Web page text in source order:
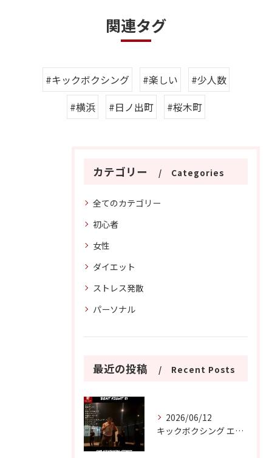
関連タグ
#キックボクシング #楽しい
#少人数
#横浜
#日ノ出町 #桜木町
カテゴリー Categories
全てのカテゴリー
初心者
女性
ダイエット
ストレス発散
パーソナル
最近の投稿 Recent Posts
2026/06/12
キックボクシング エクササイズ